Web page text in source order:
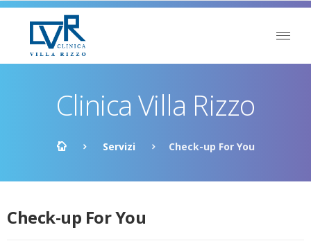
Clinica Villa Rizzo
Servizi Check-up For You
Check-up For You